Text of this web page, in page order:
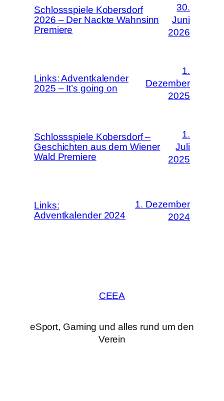
Schlossspiele Kobersdorf
2026 – Der Nackte Wahnsinn
Premiere
30.
Juni
2026
Links: Adventkalender
2025 – It’s going on
1.
Dezember
2025
Schlossspiele Kobersdorf –
Geschichten aus dem Wiener
Wald Premiere
1.
Juli
2025
Links:
Adventkalender 2024
1. Dezember
2024
CEEA
eSport, Gaming und alles rund um den
Verein